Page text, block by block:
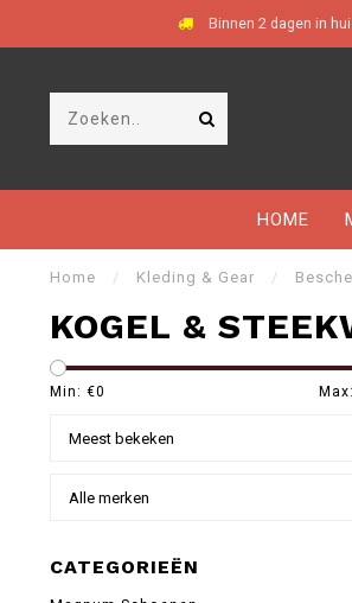
Binnen 2 dagen in
HOME
Home / Kleding & Gear /
KOGEL &
Min: €0
CATEGORIEËN